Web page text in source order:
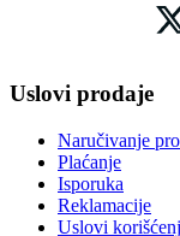
Uslovi prodaje
Naručivanje
Plaćanje
Isporuka
Reklamacije
Uslovi